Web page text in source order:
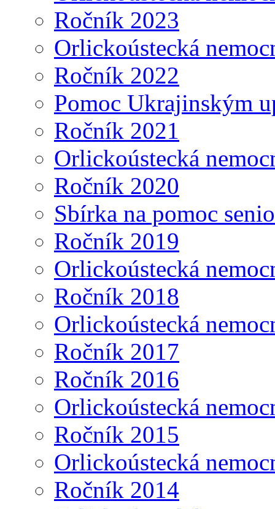
Ročník 2023
Orlickoústecká
Ročník 2022
Pomoc Ukrajinským
Ročník 2021
Orlickoústecká
Ročník 2020
Sbírka na pomoc
Ročník 2019
Orlickoústecká
Ročník 2018
Orlickoústecká
Ročník 2017
Ročník 2016
Orlickoústecká
Ročník 2015
Orlickoústecká
Ročník 2014